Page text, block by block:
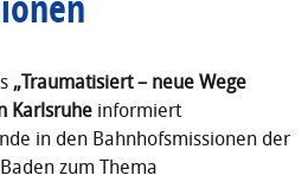
„Traumatisiert – neue Wege
Karlsruhe informiert
in den Bahnhofsmissionen der
zum Thema